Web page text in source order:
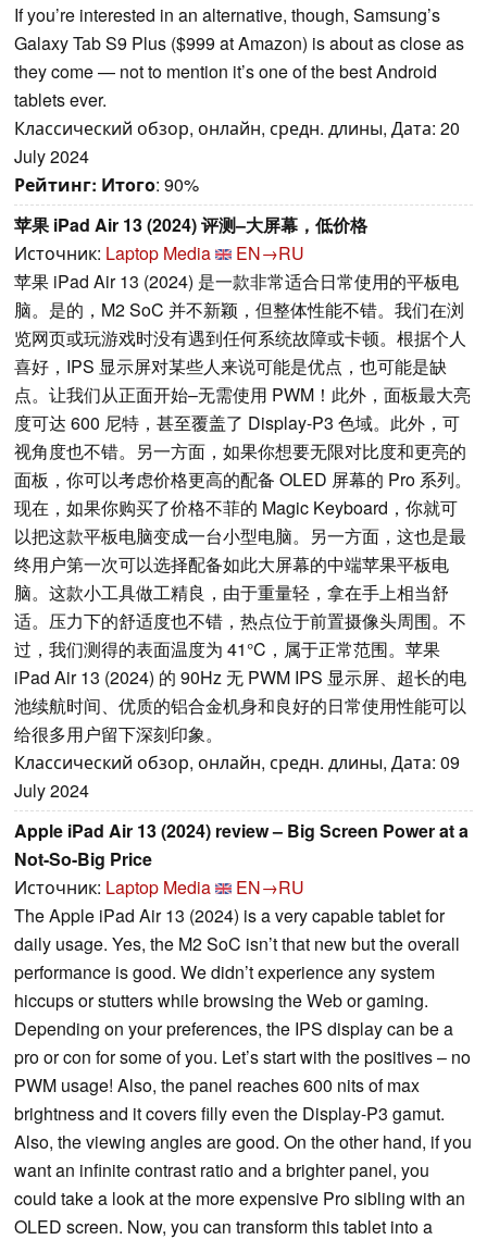
If you’re interested in an alternative, though, Samsung’s
Galaxy Tab S9 Plus ($999 at Amazon) is about as close as
they come — not to mention it’s one of the best Android
tablets ever.
Классический обзор, онлайн, средн. длины, Дата: 20
July 2024
Рейтинг: Итого: 90%
苹果 iPad Air 13 (2024) 评测–大屏幕，低价格
Источник: Laptop Media
EN→RU
苹果 iPad Air 13 (2024) 是一款非常适合日常使用的平板电
脑。是的，M2 SoC 并不新颖，但整体性能不错。我们在浏
览网页或玩游戏时没有遇到任何系统故障或卡顿。根据个人
喜好，IPS 显示屏对某些人来说可能是优点，也可能是缺
点。让我们从正面开始–无需使用 PWM！此外，面板最大亮
度可达 600 尼特，甚至覆盖了 Display-P3 色域。此外，可
视角度也不错。另一方面，如果你想要无限对比度和更亮的
面板，你可以考虑价格更高的配备 OLED 屏幕的 Pro 系列。
现在，如果你购买了价格不菲的 Magic Keyboard，你就可
以把这款平板电脑变成一台小型电脑。另一方面，这也是最
终用户第一次可以选择配备如此大屏幕的中端苹果平板电
脑。这款小工具做工精良，由于重量轻，拿在手上相当舒
适。压力下的舒适度也不错，热点位于前置摄像头周围。不
过，我们测得的表面温度为 41°C，属于正常范围。苹果
iPad Air 13 (2024) 的 90Hz 无 PWM IPS 显示屏、超长的电
池续航时间、优质的铝合金机身和良好的日常使用性能可以
给很多用户留下深刻印象。
Классический обзор, онлайн, средн. длины, Дата: 09
July 2024
Apple iPad Air 13 (2024) review – Big Screen Power at a
Not-So-Big Price
Источник: Laptop Media
EN→RU
The Apple iPad Air 13 (2024) is a very capable tablet for
daily usage. Yes, the M2 SoC isn’t that new but the overall
performance is good. We didn’t experience any system
hiccups or stutters while browsing the Web or gaming.
Depending on your preferences, the IPS display can be a
pro or con for some of you. Let’s start with the positives – no
PWM usage! Also, the panel reaches 600 nits of max
brightness and it covers filly even the Display-P3 gamut.
Also, the viewing angles are good. On the other hand, if you
want an infinite contrast ratio and a brighter panel, you
could take a look at the more expensive Pro sibling with an
OLED screen. Now, you can transform this tablet into a